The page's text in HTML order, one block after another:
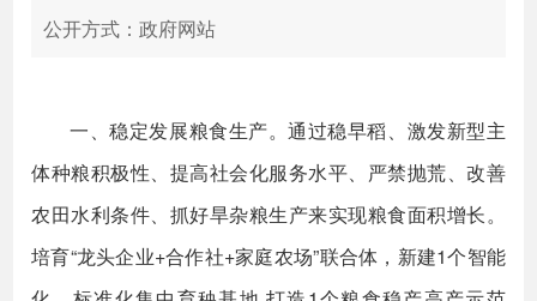
公开方式：政府网站
一、稳定发展粮食生产。通过稳早稻、激发新型主
体种粮积极性、提高社会化服务水平、严禁抛荒、改善
农田水利条件、抓好旱杂粮生产来实现粮食面积增长。
培育“龙头企业+合作社+家庭农场”联合体，新建1个智能